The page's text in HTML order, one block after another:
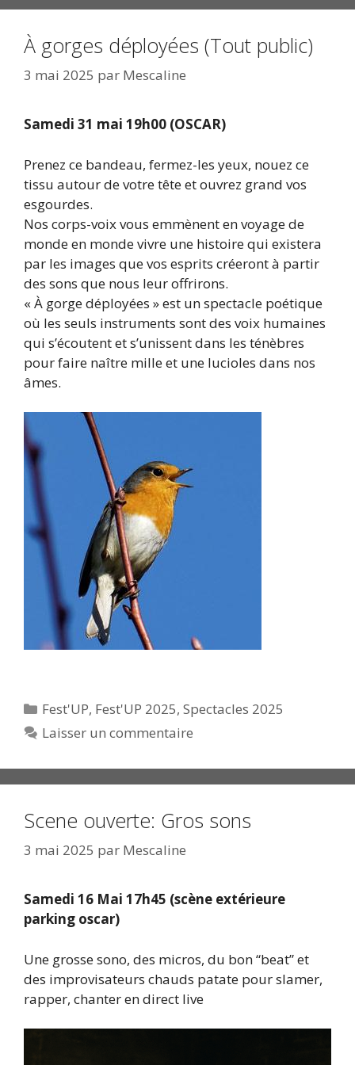
À gorges déployées (Tout public)
3 mai 2025 par Mescaline
Samedi 31 mai 19h00 (OSCAR)
Prenez ce bandeau, fermez-les yeux, nouez ce
tissu autour de votre tête et ouvrez grand vos
esgourdes.
Nos corps-voix vous emmènent en voyage de
monde en monde vivre une histoire qui existera
par les images que vos esprits créeront à partir
des sons que nous leur offrirons.
« À gorge déployées » est un spectacle poétique
où les seuls instruments sont des voix humaines
qui s’écoutent et s’unissent dans les ténèbres
pour faire naître mille et une lucioles dans nos
âmes.
Catégories
Fest'UP, Fest'UP 2025,Spectacles 2025
Laisser un commentaire
Scene ouverte: Gros sons
3 mai 2025 par Mescaline
Samedi 16 Mai 17h45 (scène extérieure
parking oscar)
Une grosse sono, des micros, du bon “beat” et
des improvisateurs chauds patate pour slamer,
rapper, chanter en direct live